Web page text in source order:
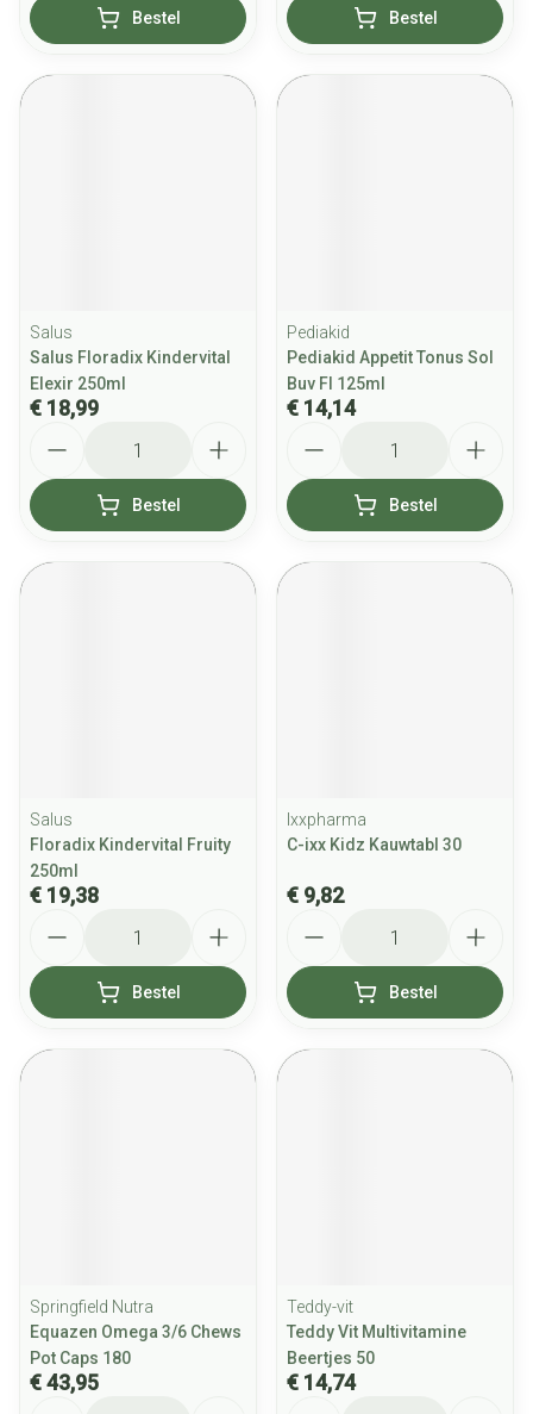
Bestel Bestel
Salus
Salus Floradix Kindervital
Elexir 250ml
€ 18,99
Bestel
Pediakid
Pediakid Appetit Tonus Sol
Buv Fl 125ml
€ 14,14
Bestel
Salus
Floradix Kindervital Fruity
250ml
€ 19,38
Bestel
Ixxpharma
C-ixx Kidz Kauwtabl 30
€ 9,82
Bestel
Springfield Nutra
Equazen Omega 3/6 Chews
Pot Caps 180
€ 43,95
Teddy-vit
Teddy Vit Multivitamine
Beertjes 50
€ 14,74